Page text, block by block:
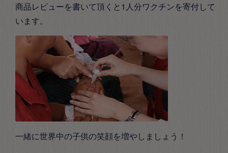
商品レビューを書いて頂くと1人分ワクチンを寄付して
います。
一緒に世界中の子供の笑顔を増やしましょう！